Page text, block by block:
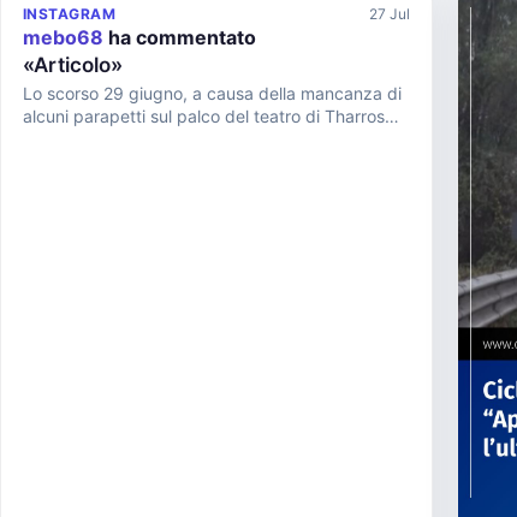
INSTAGRAM 27 Jul
mebo68 ha commentato
«Articolo»
Lo scorso 29 giugno, a causa della mancanza di
alcuni parapetti sul palco del teatro di Tharros